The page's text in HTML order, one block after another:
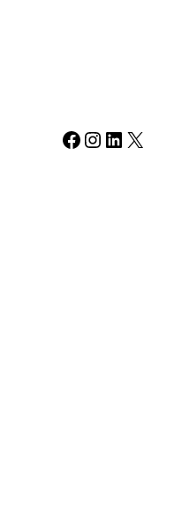
Facebook Instagram LinkedIn X